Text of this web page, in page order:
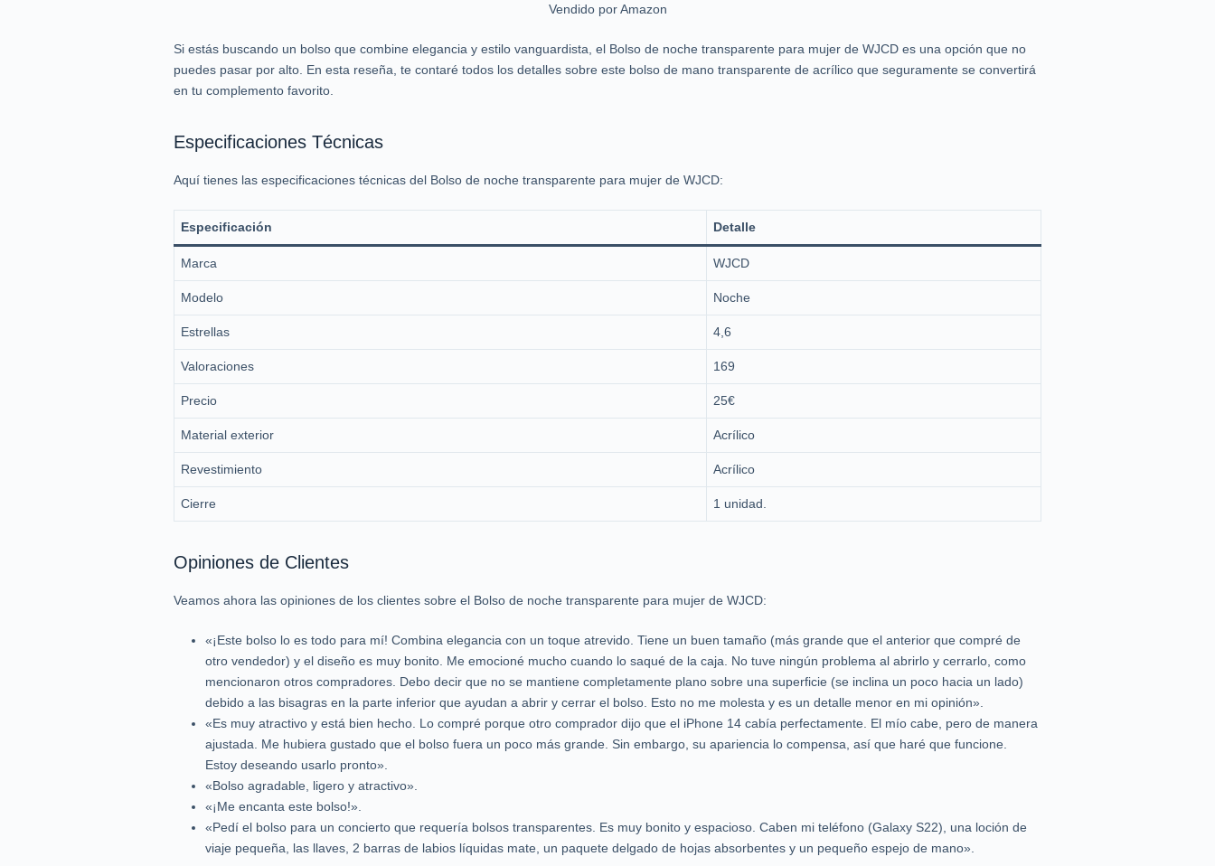
Vendido por Amazon
Si estás buscando un bolso que combine elegancia y estilo vanguardista, el Bolso de noche transparente para mujer de WJCD es una opción que no
puedes pasar por alto. En esta reseña, te contaré todos los detalles sobre este bolso de mano transparente de acrílico que seguramente se convertirá
en tu complemento favorito.
Especificaciones Técnicas
Aquí tienes las especificaciones técnicas del Bolso de noche transparente para mujer de WJCD:
Especificación Detalle
Marca WJCD
Modelo Noche
Estrellas 4,6
Valoraciones 169
Precio 25€
Material exterior Acrílico
Revestimiento Acrílico
Cierre 1 unidad.
Opiniones de Clientes
Veamos ahora las opiniones de los clientes sobre el Bolso de noche transparente para mujer de WJCD:
«¡Este bolso lo es todo para mí! Combina elegancia con un toque atrevido. Tiene un buen tamaño (más grande que el anterior que compré de
otro vendedor) y el diseño es muy bonito. Me emocioné mucho cuando lo saqué de la caja. No tuve ningún problema al abrirlo y cerrarlo, como
mencionaron otros compradores. Debo decir que no se mantiene completamente plano sobre una superficie (se inclina un poco hacia un lado)
debido a las bisagras en la parte inferior que ayudan a abrir y cerrar el bolso. Esto no me molesta y es un detalle menor en mi opinión».
«Es muy atractivo y está bien hecho. Lo compré porque otro comprador dijo que el iPhone 14 cabía perfectamente. El mío cabe, pero de manera
ajustada. Me hubiera gustado que el bolso fuera un poco más grande. Sin embargo, su apariencia lo compensa, así que haré que funcione.
Estoy deseando usarlo pronto».
«Bolso agradable, ligero y atractivo».
«¡Me encanta este bolso!».
«Pedí el bolso para un concierto que requería bolsos transparentes. Es muy bonito y espacioso. Caben mi teléfono (Galaxy S22), una loción de
viaje pequeña, las llaves, 2 barras de labios líquidas mate, un paquete delgado de hojas absorbentes y un pequeño espejo de mano».